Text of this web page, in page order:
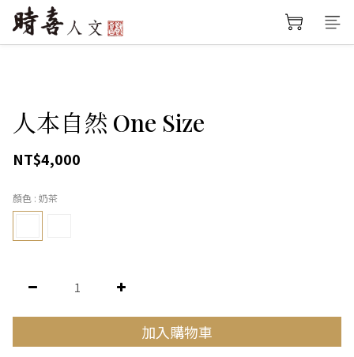
人本自然 One Size
NT$4,000
顏色 : 奶茶
加入購物車